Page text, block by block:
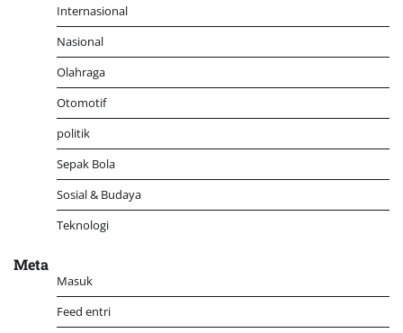
Internasional
Nasional
Olahraga
Otomotif
politik
Sepak Bola
Sosial & Budaya
Teknologi
Meta
Masuk
Feed entri